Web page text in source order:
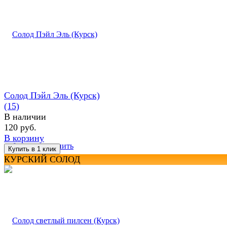
избранное сравнить
Солод Пэйл Эль (Курск)
(15)
В наличии
120 руб.
В корзину
КУРСКИЙ СОЛОД